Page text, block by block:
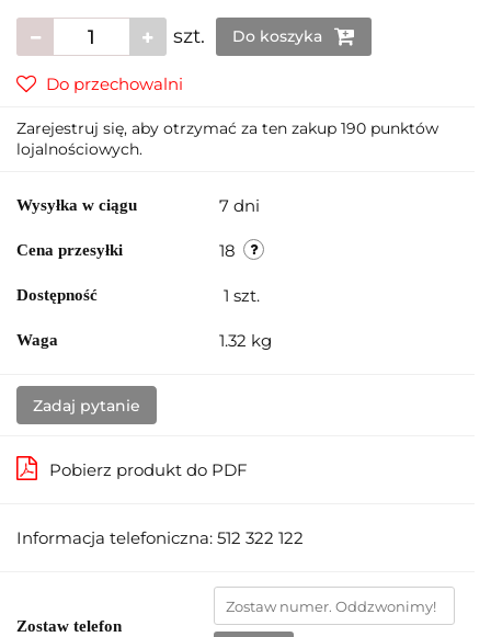
szt. Do koszyka
Do przechowalni
Zarejestruj się, aby otrzymać za ten zakup 190 punktów
lojalnościowych.
Wysyłka w ciągu 7 dni
Cena przesyłki 18
Dostępność 1 szt.
Waga 1.32 kg
Zadaj pytanie
Pobierz produkt do PDF
Informacja telefoniczna: 512 322 122
Zostaw telefon